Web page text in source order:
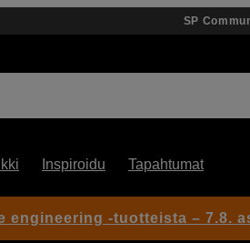
SP
Inspiroidu Tapahtumat
engineering -tuotteista – 7.8.